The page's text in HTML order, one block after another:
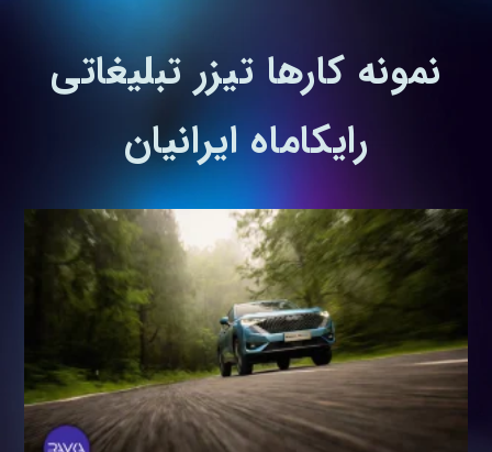
نمونه کارها تیزر تبلیغاتی
رایکاماه ایرانیان